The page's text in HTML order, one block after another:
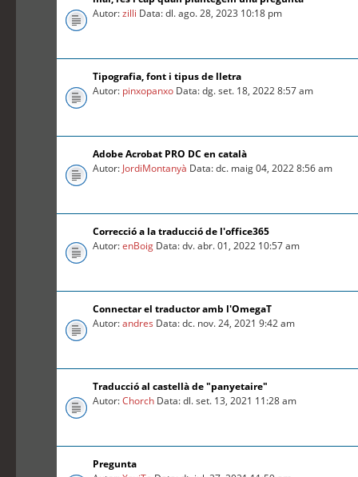
Autor:zilli Data: dl. ago. 28, 2023 10:18 pm
Tipografia, font i tipus de lletra
Autor: pinxopanxo Data: dg. set. 18, 2022 8:57 am
Adobe Acrobat PRO DC en català
Autor: JordiMontanyà Data: dc. maig 04, 2022 8:56 am
Correcció a la traducció de l'office365
Autor:enBoig Data: dv. abr. 01, 2022 10:57 am
Connectar el traductor amb l'OmegaT
Autor:andres Data: dc. nov. 24, 2021 9:42 am
Traducció al castellà de "panyetaire"
Autor:Chorch Data: dl. set. 13, 2021 11:28 am
Pregunta